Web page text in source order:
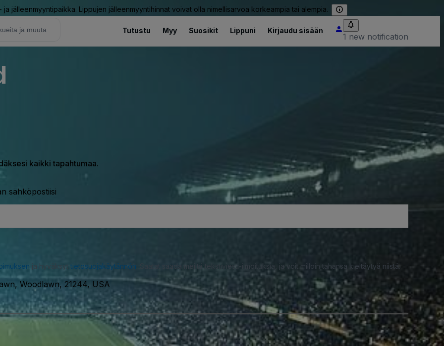
ja jälleenmyyntipaikka. Lippujen jälleenmyyntihinnat voivat olla nimellisarvoa korkeampia tai alempia.
Tutustu Myy Suosikit Lippuni Kirjaudu sisään
1 new notification
kaikki tapahtumaa.
sähköpostiisi
ja hyväksyt tietosuojakäytännön . Saatat saada meiltä tekstiviesti-ilmoituksia, ja voit milloin tahansa kieltäytyä niistä.
Woodlawn, 21244, USA